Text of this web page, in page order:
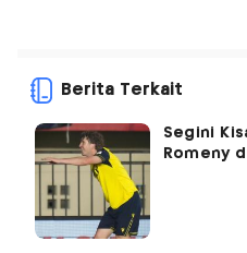
Berita Terkait
Segini
Romeny